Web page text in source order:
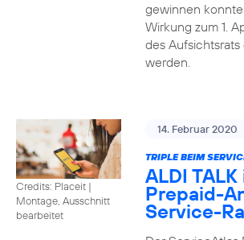
gewinnen
Wirkung zum 1.
des
werden.
Credits: Placeit |
Montage, Ausschnitt
bearbeitet
14. Februar 2020
TRIPLE BEIM
ALDI
Prepaid-
Service-